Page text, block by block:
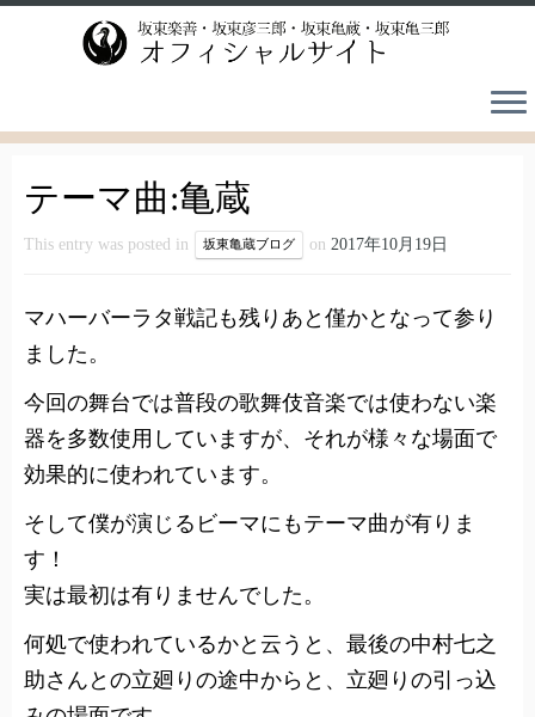
テーマ曲:亀蔵
This entry was posted in 坂東亀蔵ブログ on 2017年10月19日
マハーバーラタ戦記も残りあと僅かとなって参り
ました。
今回の舞台では普段の歌舞伎音楽では使わない楽
器を多数使用していますが、それが様々な場面で
効果的に使われています。
そして僕が演じるビーマにもテーマ曲が有りま
す！
実は最初は有りませんでした。
何処で使われているかと云うと、最後の中村七之
助さんとの立廻りの途中からと、立廻りの引っ込